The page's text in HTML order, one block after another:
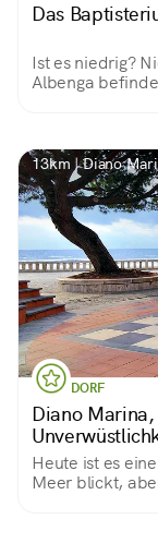
Das
Ist es niedrig?
Albenga
13km | Diano
DORF
Diano
Heute ist es
Meer blickt,